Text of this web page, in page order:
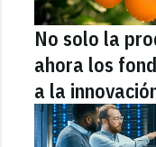
No solo la
ahora los
a la